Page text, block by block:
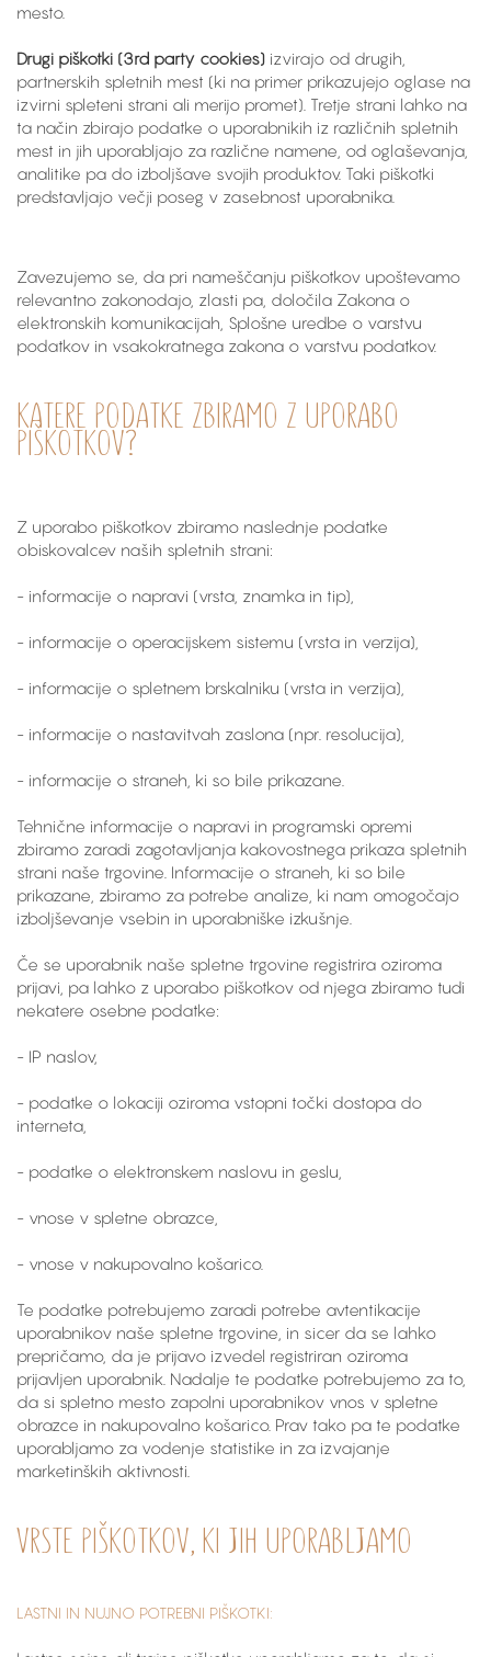
mesto.
Drugi piškotki (3rd party cookies) izvirajo od drugih,
partnerskih spletnih mest (ki na primer prikazujejo oglase na
izvirni spleteni strani ali merijo promet). Tretje strani lahko na
ta način zbirajo podatke o uporabnikih iz različnih spletnih
mest in jih uporabljajo za različne namene, od oglaševanja,
analitike pa do izboljšave svojih produktov. Taki piškotki
predstavljajo večji poseg v zasebnost uporabnika.
Zavezujemo se, da pri nameščanju piškotkov upoštevamo
relevantno zakonodajo, zlasti pa, določila Zakona o
elektronskih komunikacijah, Splošne uredbe o varstvu
podatkov in vsakokratnega zakona o varstvu podatkov.
KATERE PODATKE ZBIRAMO Z UPORABO
PIŠKOTKOV?
Z uporabo piškotkov zbiramo naslednje podatke
obiskovalcev naših spletnih strani:
- informacije o napravi (vrsta, znamka in tip),
- informacije o operacijskem sistemu (vrsta in verzija),
- informacije o spletnem brskalniku (vrsta in verzija),
- informacije o nastavitvah zaslona (npr. resolucija),
- informacije o straneh, ki so bile prikazane.
Tehnične informacije o napravi in programski opremi
zbiramo zaradi zagotavljanja kakovostnega prikaza spletnih
strani naše trgovine. Informacije o straneh, ki so bile
prikazane, zbiramo za potrebe analize, ki nam omogočajo
izboljševanje vsebin in uporabniške izkušnje.
Če se uporabnik naše spletne trgovine registrira oziroma
prijavi, pa lahko z uporabo piškotkov od njega zbiramo tudi
nekatere osebne podatke:
- IP naslov,
- podatke o lokaciji oziroma vstopni točki dostopa do
interneta,
- podatke o elektronskem naslovu in geslu,
- vnose v spletne obrazce,
- vnose v nakupovalno košarico.
Te podatke potrebujemo zaradi potrebe avtentikacije
uporabnikov naše spletne trgovine, in sicer da se lahko
prepričamo, da je prijavo izvedel registriran oziroma
prijavljen uporabnik. Nadalje te podatke potrebujemo za to,
da si spletno mesto zapolni uporabnikov vnos v spletne
obrazce in nakupovalno košarico. Prav tako pa te podatke
uporabljamo za vodenje statistike in za izvajanje
marketinških aktivnosti.
VRSTE PIŠKOTKOV, KI JIH UPORABLJAMO
LASTNI IN NUJNO POTREBNI PIŠKOTKI: